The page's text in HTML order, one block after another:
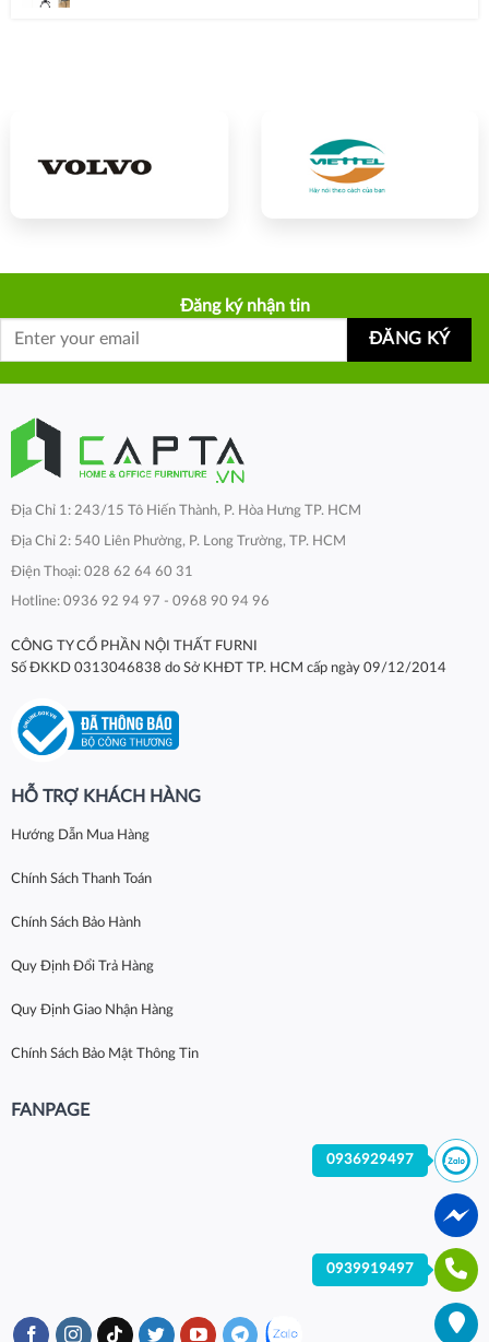
Đăng ký nhận tin
Địa Chỉ 1: 243/15 Tô Hiến Thành, P. Hòa Hưng TP. HCM
Địa Chỉ 2: 540 Liên Phường, P. Long Trường, TP. HCM
Điện Thoại: 028 62 64 60 31
Hotline: 0936 92 94 97 - 0968 90 94 96
CÔNG TY CỔ PHẦN NỘI THẤT FURNI
Số ĐKKD 0313046838 do Sở KHĐT TP. HCM cấp ngày 09/12/2014
HỖ TRỢ KHÁCH HÀNG
Hướng Dẫn Mua Hàng
Chính Sách Thanh Toán
Chính Sách Bảo Hành
Quy Định Đổi Trả Hàng
Quy Định Giao Nhận Hàng
Chính Sách Bảo Mật Thông Tin
FANPAGE
0936929497
0939919497